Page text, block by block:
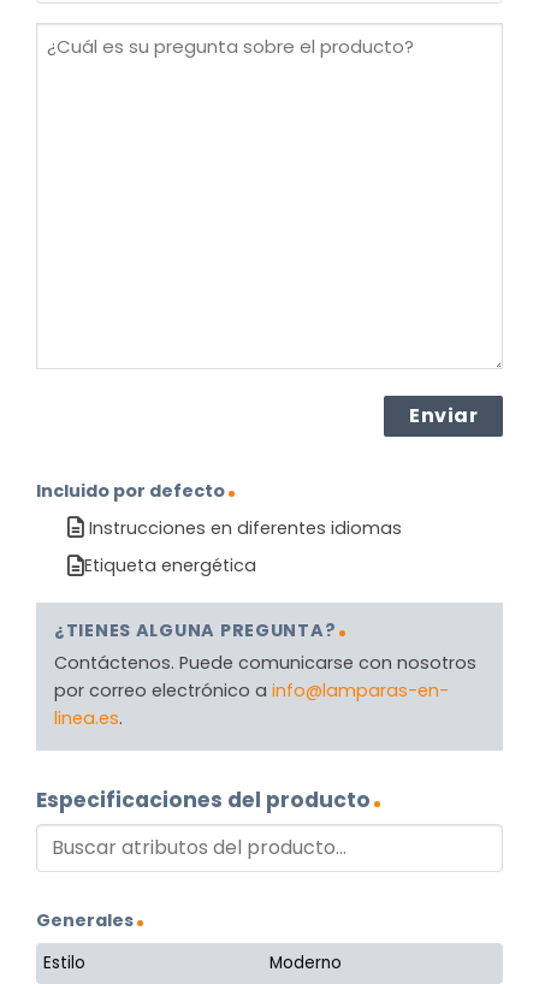
¿Cuál
Incluido por defecto
Instrucciones en diferentes idiomas
Etiqueta energética
¿TIENES ALGUNA PREGUNTA?
Contáctenos. Puede comunicarse con nosotros
por correo electrónico a info@lamparas-en-
linea.es.
Especificaciones del producto
Generales
Estilo
Moderno